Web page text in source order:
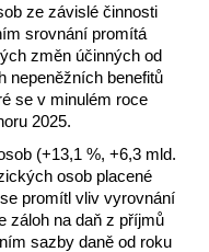
ze závislé činnosti
srovnání promítá
změn účinných od
nepeněžních benefitů
se v minulém roce
2025.
(+13,1 %, +6,3 mld.
osob placené
promítl vliv vyrovnání
záloh na daň z příjmů
sazby daně od roku